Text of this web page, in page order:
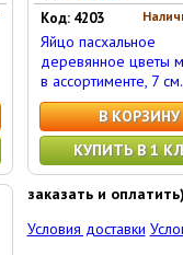
Код: 4203
Яйцо пасхальное
деревянное цветы
в ассортименте, 7 см.
В КОРЗИНУ
КУПИТЬ В 1
заказать и оплатить)
Условия доставки